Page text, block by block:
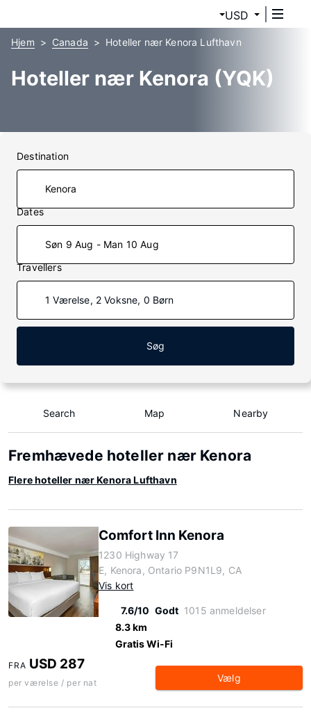
USD
Hjem Canada Hoteller nær Kenora Lufthavn
Hoteller nær Kenora (YQK)
Destination
Dates
Søn 9 Aug - Man 10 Aug
Travellers
1 Værelse, 2 Voksne, 0 Børn
Søg
Search Map Nearby
Fremhævede hoteller nær Kenora
Flere hoteller nær Kenora Lufthavn
Comfort Inn Kenora
1230 Highway 17
E, Kenora, Ontario P9N1L9, CA
Vis kort
7.6/10 Godt 1015 anmeldelser
8.3 km
Gratis Wi-Fi
FRA USD 287
per værelse / per nat Vælg